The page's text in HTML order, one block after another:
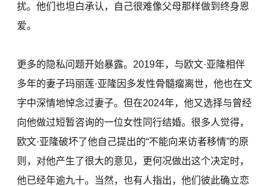
扰。他们也坦白承认，自己很难像父母那样做到终身恩
爱。
更多的隐私问题开始暴露。2019年，与欧文·亚隆相伴
多年的妻子玛丽莲·亚隆因多发性骨髓瘤离世，他也在文
字中深情地悼念过妻子。但在2024年，他又选择与曾经
向他做过短暂咨询的一位女性同行结婚。很多人觉得，
欧文·亚隆破坏了他自己提出的“不能向来访者移情”的原
则，对他产生了很大的意见，更何况做出这个决定时，
他已经年逾九十。当然，也有人指出，他们彼此确立恋